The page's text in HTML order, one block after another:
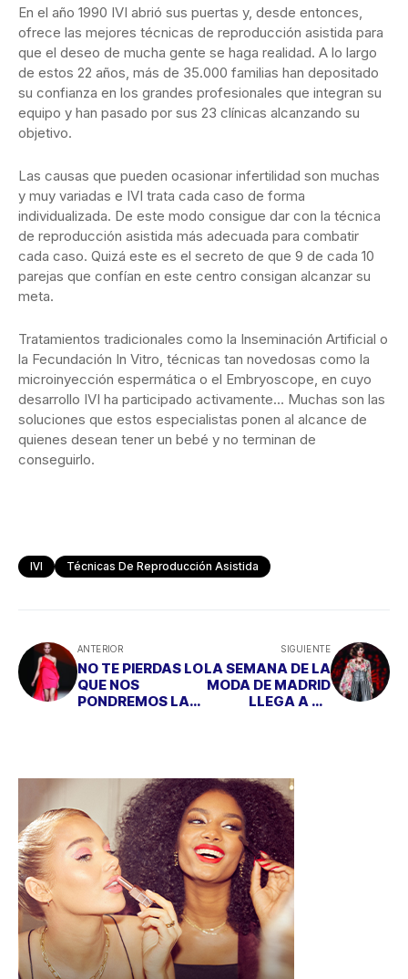
En el año 1990 IVI abrió sus puertas y, desde entonces,
ofrece las mejores técnicas de reproducción asistida para
que el deseo de mucha gente se haga realidad. A lo largo
de estos 22 años, más de 35.000 familias han depositado
su confianza en los grandes profesionales que integran su
equipo y han pasado por sus 23 clínicas alcanzando su
objetivo.
Las causas que pueden ocasionar infertilidad son muchas
y muy variadas e IVI trata cada caso de forma
individualizada. De este modo consigue dar con la técnica
de reproducción asistida más adecuada para combatir
cada caso. Quizá este es el secreto de que 9 de cada 10
parejas que confían en este centro consigan alcanzar su
meta.
Tratamientos tradicionales como la Inseminación Artificial o
la Fecundación In Vitro, técnicas tan novedosas como la
microinyección espermática o el Embryoscope, en cuyo
desarrollo IVI ha participado activamente… Muchas son las
soluciones que estos especialistas ponen al alcance de
quienes desean tener un bebé y no terminan de
conseguirlo.
IVI Técnicas De Reproducción Asistida
ANTERIOR
NO TE PIERDAS LO
QUE NOS
PONDREMOS LA
SIGUIENTE
LA SEMANA DE LA
MODA DE MADRID
LLEGA A SU